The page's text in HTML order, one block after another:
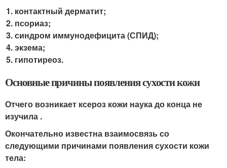
контактный дерматит;
псориаз;
синдром иммунодефицита (СПИД);
экзема;
гипотиреоз.
Основные причины появления сухости кожи
Отчего возникает ксероз кожи наука до конца не
изучила .
Окончательно известна взаимосвязь со
следующими причинами появления сухости кожи
тела: